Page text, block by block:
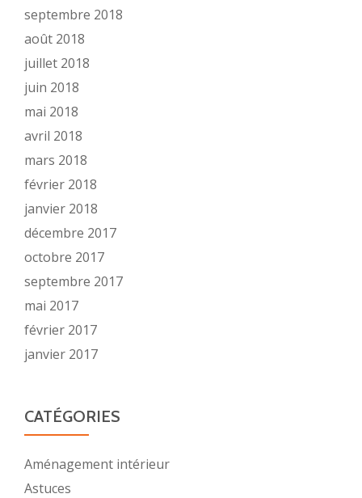
septembre 2018
août 2018
juillet 2018
juin 2018
mai 2018
avril 2018
mars 2018
février 2018
janvier 2018
décembre 2017
octobre 2017
septembre 2017
mai 2017
février 2017
janvier 2017
CATÉGORIES
Aménagement intérieur
Astuces